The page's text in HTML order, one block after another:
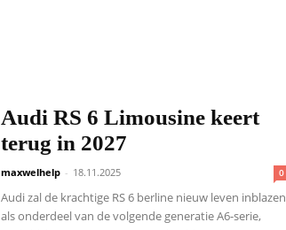
Audi RS 6 Limousine keert
terug in 2027
maxwelhelp - 18.11.2025 0
Audi zal de krachtige RS 6 berline nieuw leven inblazen
als onderdeel van de volgende generatie A6-serie,